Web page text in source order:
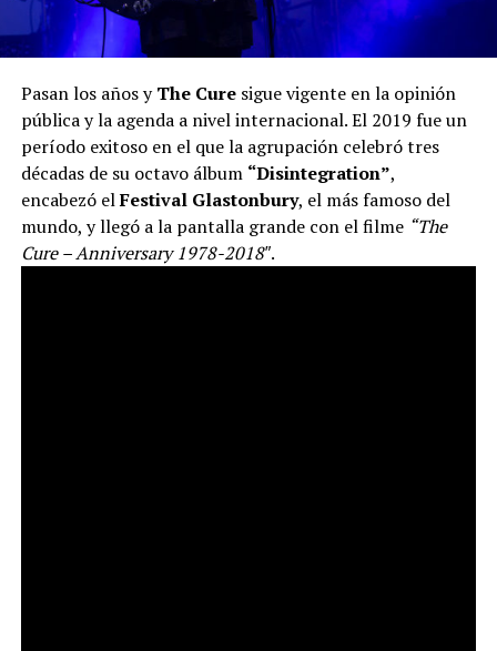
Pasan los años yThe Curesigue vigente en la opinión
pública y la agenda a nivel internacional. El 2019 fue un
período exitoso en el que la agrupación celebró tres
décadas de su octavo álbum “Disintegration”,
encabezó elFestival Glastonbury, el más famoso del
mundo, y llegó a la pantalla grande con el filme “The
Cure – Anniversary 1978-2018″.